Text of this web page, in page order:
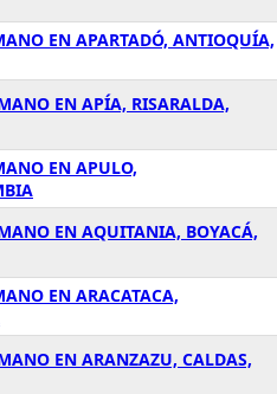
EN APARTADÓ, ANTIOQUÍA,
EN APÍA, RISARALDA,
EN APULO,
EN AQUITANIA, BOYACÁ,
EN ARACATACA,
EN ARANZAZU, CALDAS,